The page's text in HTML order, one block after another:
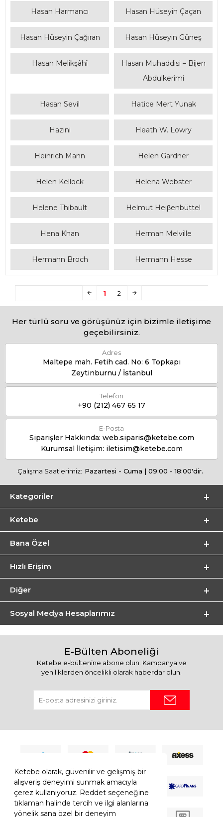
Ketebe olarak, güvenilir ve gelişmiş bir
alışveriş deneyimi sunmak amacıyla
çerez kullanıyoruz. Reddet seçeneğine
tıklaman halinde tercih ve ilgi alanlarına
yönelik sana özel bir deneyim
Hasan Harmancı Hasan Hüseyin Çaçan
Hasan Hüseyin Çağıran Hasan Hüseyin Güneş
Hasan Melikşâhî
Hasan Muhaddisi – Bijen
Abdulkerimi
Hasan Sevil Hatice Mert Yunak
Hazini Heath W. Lowry
Heinrich Mann Helen Gardner
Helen Kellock Helena Webster
Helene Thibault Helmut Heiβenbüttel
Hena Khan Herman Melville
Hermann Broch Hermann Hesse
1 2
Her türlü soru ve görüşünüz için bizimle iletişime
geçebilirsiniz.
Adres
Maltepe mah. Fetih cad. No: 6 Topkapı
Zeytinburnu / İstanbul
Telefon
+90 (212) 467 65 17
E-Posta
Siparişler Hakkında: web.siparis@ketebe.com
Kurumsal İletişim: iletisim@ketebe.com
Çalışma Saatlerimiz: Pazartesi - Cuma | 09:00 - 18:00'dir.
Kategoriler
Ketebe
Bana Özel
Hızlı Erişim
Diğer
Sosyal Medya Hesaplarımız
E-Bülten Aboneliği
Ketebe e-bültenine abone olun. Kampanya ve
yeniliklerden öncelikli olarak haberdar olun.